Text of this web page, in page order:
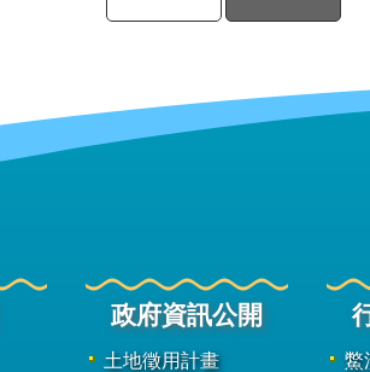
政府資訊公開
土地徵用計畫 鱉